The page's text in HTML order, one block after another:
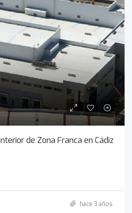
de Zona Franca en Cádiz
hace 3 años